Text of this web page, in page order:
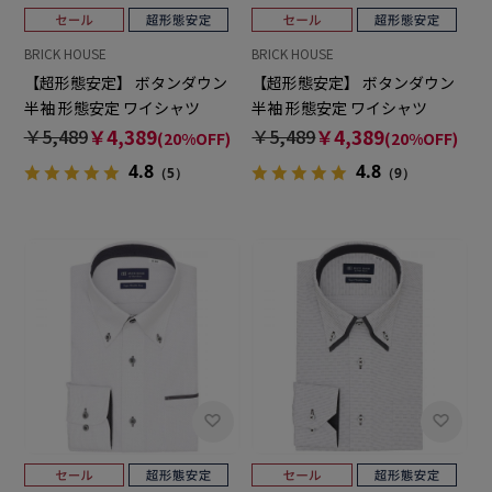
BRICK HOUSE
【超形態安定】 ボタンダウン
半袖 形態安定 ワイシャツ
￥5,489￥4,389(20%OFF)
4.8（5）
BRICK HOUSE
【超形態安定】 ボタンダウン
半袖 形態安定 ワイシャツ
￥5,489￥4,389(20%OFF)
4.8 （9）